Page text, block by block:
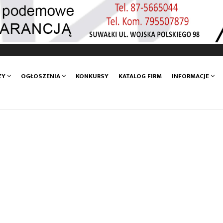
OGŁOSZENIA KONKURSY KATALOG FIRM INFORMACJE